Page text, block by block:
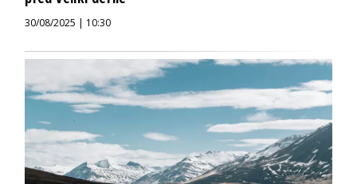
30/08/2025 | 10:30